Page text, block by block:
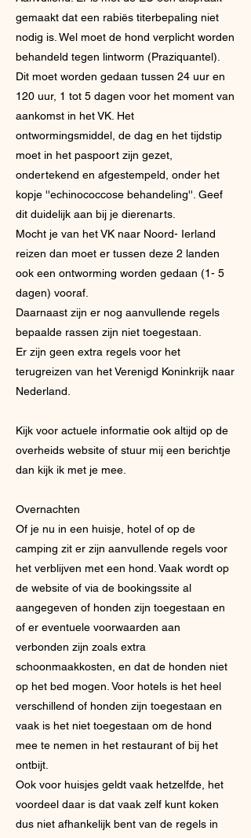
gemaakt dat een rabiës titerbepaling niet
nodig is. Wel moet de hond verplicht worden
behandeld tegen lintworm (Praziquantel).
Dit moet worden gedaan tussen 24 uur en
120 uur, 1 tot 5 dagen voor het moment van
aankomst in het VK. Het
ontwormingsmiddel, de dag en het tijdstip
moet in het paspoort zijn gezet,
ondertekend en afgestempeld, onder het
kopje ''echinococcose behandeling''. Geef
dit duidelijk aan bij je dierenarts.
Mocht je van het VK naar Noord- Ierland
reizen dan moet er tussen deze 2 landen
ook een ontworming worden gedaan (1- 5
dagen) vooraf.
Daarnaast zijn er nog aanvullende regels
bepaalde rassen zijn niet toegestaan.
Er zijn geen extra regels voor het
terugreizen van het Verenigd Koninkrijk naar
Nederland.
Kijk voor actuele informatie ook altijd op de
overheids website of stuur mij een berichtje
dan kijk ik met je mee.
Overnachten
Of je nu in een huisje, hotel of op de
camping zit er zijn aanvullende regels voor
het verblijven met een hond. Vaak wordt op
de website of via de bookingssite al
aangegeven of honden zijn toegestaan en
of er eventuele voorwaarden aan
verbonden zijn zoals extra
schoonmaakkosten, en dat de honden niet
op het bed mogen. Voor hotels is het heel
verschillend of honden zijn toegestaan en
vaak is het niet toegestaan om de hond
mee te nemen in het restaurant of bij het
ontbijt.
Ook voor huisjes geldt vaak hetzelfde, het
voordeel daar is dat vaak zelf kunt koken
dus niet afhankelijk bent van de regels in